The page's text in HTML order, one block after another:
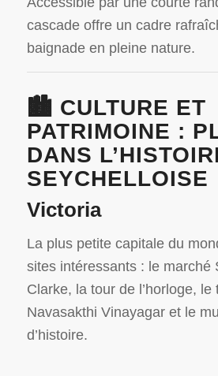
cascade offre un cadre
baignade en pleine nature.
🏙️ CULTURE ET
PATRIMOINE :
DANS
SEYCHELLOISE
Victoria
La plus petite capitale du
sites intéressants : le marché
Clarke, la tour de l’horloge,
Navasakthi Vinayagar et le
d’histoire.